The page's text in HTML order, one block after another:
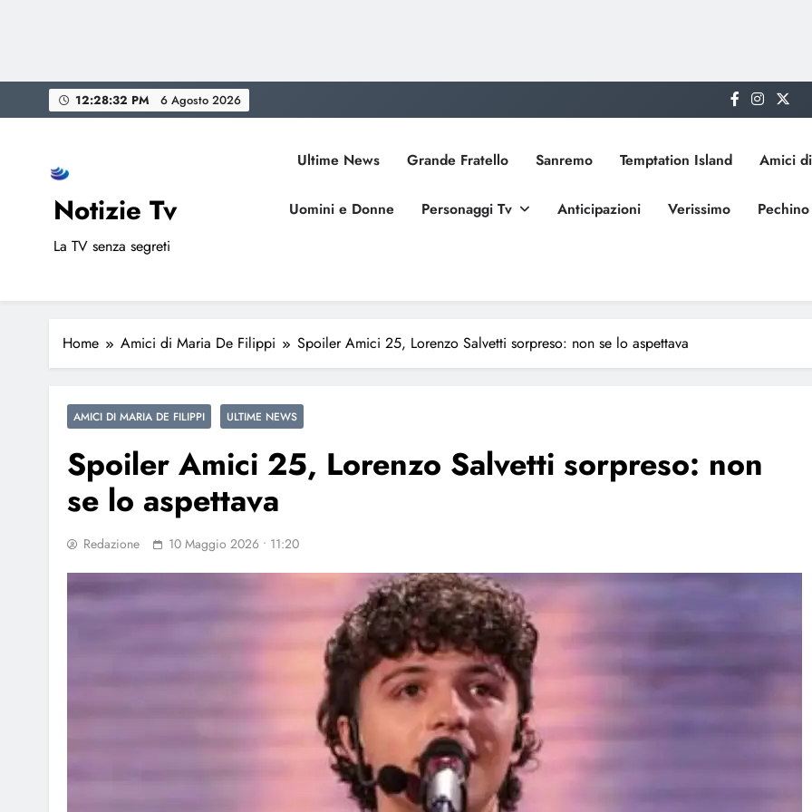
to
12:28:33 PM 6 Agosto 2026
Notizie Tv
La TV senza segreti
Ultime News Grande Fratello Sanremo Temptation Island Amici
Uomini e Donne Personaggi Tv Anticipazioni Verissimo
Home Amici di Maria De Filippi Spoiler Amici 25, Lorenzo Salvetti sorpreso: non se lo aspettava
AMICI DI MARIA DE FILIPPI ULTIME NEWS
Spoiler Amici 25, Lorenzo Salvetti sorpreso: non
se lo aspettava
Redazione 10 Maggio 2026 • 11:20